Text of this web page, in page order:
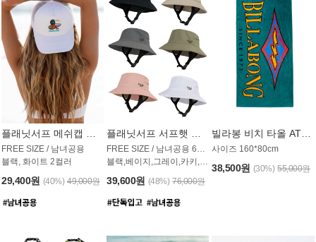
FREE SIZE / 남녀공용
블랙, 화이트 2컬러
29,400원 (40%) 49,000원
블랙,베이지,그레이,카키,핑크,화이트
39,600원 (48%) 76,000원
사이즈 160*80cm
38,500원 (30%) 55,000원